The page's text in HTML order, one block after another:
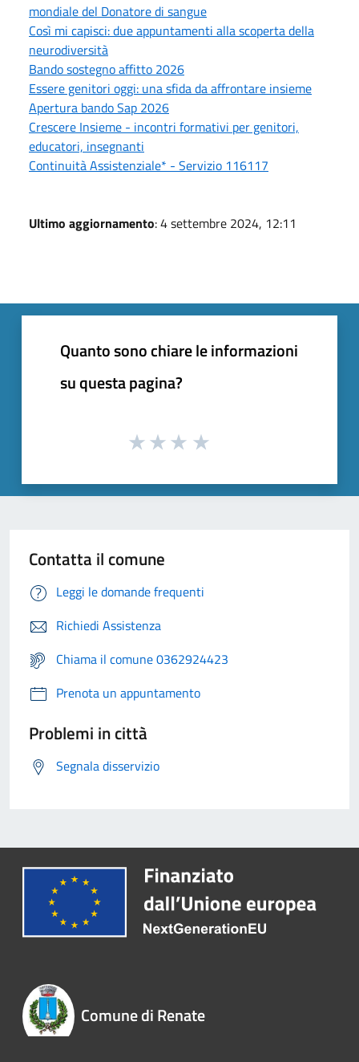
mondiale del Donatore di sangue
Così mi capisci: due appuntamenti alla scoperta della
neurodiversità
Bando sostegno affitto 2026
Essere genitori oggi: una sfida da affrontare insieme
Apertura bando Sap 2026
Crescere Insieme - incontri formativi per genitori,
educatori, insegnanti
Continuità Assistenziale* - Servizio 116117
Ultimo aggiornamento: 4 settembre 2024, 12:11
Quanto sono chiare le informazioni
su questa pagina?
Contatta il comune
Leggi le domande frequenti
Richiedi Assistenza
Chiama il comune 0362924423
Prenota un appuntamento
Problemi in città
Segnala disservizio
Comune di Renate